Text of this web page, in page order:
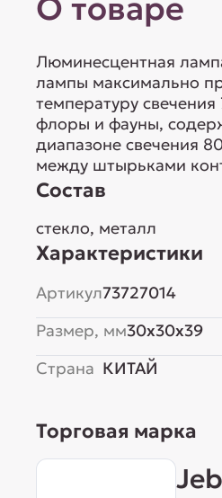
О товаре
Люминесцентная
лампы максимально
температуру
флоры и фауны,
диапазоне свечения
между штырьками
Состав
стекло, металл
Характеристики
Артикул73727014
Размер, мм30x30x39
Страна КИТАЙ
Торговая марка